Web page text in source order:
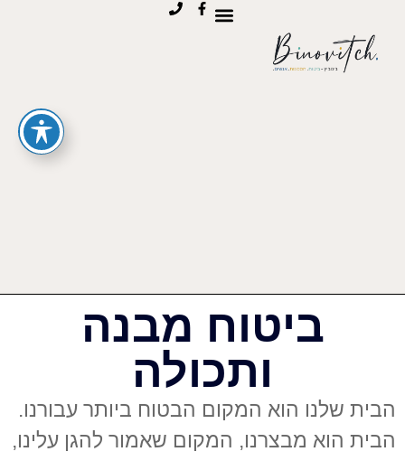
ביטוח מבנה
ותכולה
הבית שלנו הוא המקום הבטוח ביותר עבורנו.
הבית הוא מבצרנו, המקום שאמור להגן עלינו,